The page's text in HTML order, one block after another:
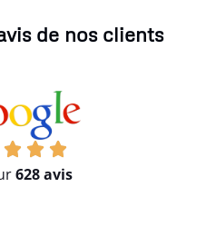
de nos clients
628 avis